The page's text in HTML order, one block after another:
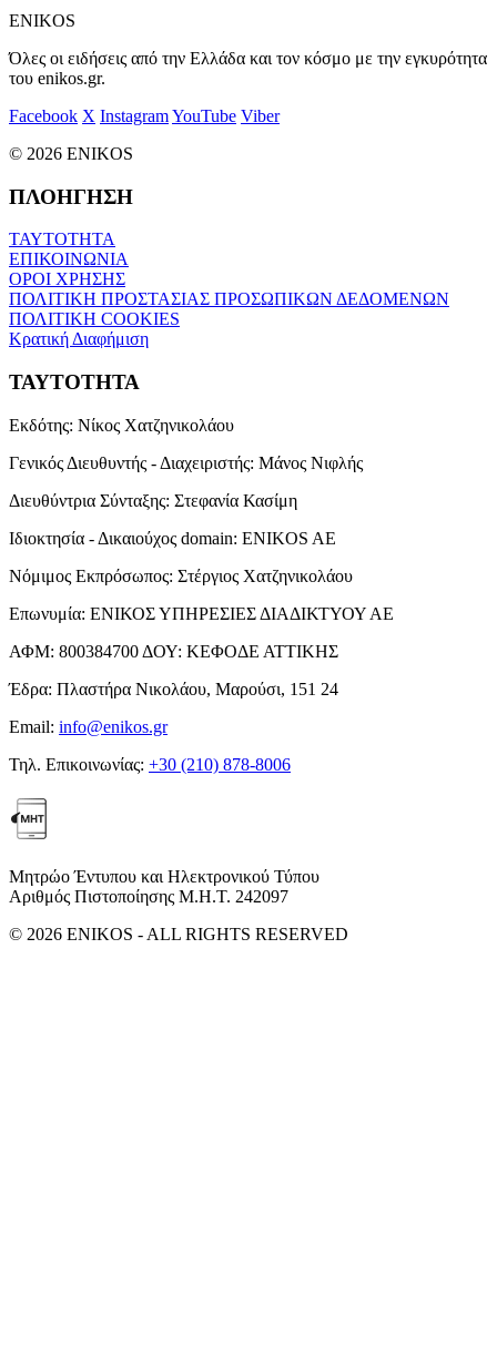
ENIKOS
Όλες οι ειδήσεις από την Ελλάδα και τον κόσμο με την εγκυρότητα
του enikos.gr.
Facebook X InstagramYouTube Viber
© 2026 ENIKOS
ΠΛΟΗΓΗΣΗ
ΤΑΥΤΟΤΗΤΑ
ΕΠΙΚΟΙΝΩΝΙΑ
ΟΡΟΙ ΧΡΗΣΗΣ
ΠΟΛΙΤΙΚΗ ΠΡΟΣΤΑΣΙΑΣ ΠΡΟΣΩΠΙΚΩΝ ΔΕΔΟΜΕΝΩΝ
ΠΟΛΙΤΙΚΗ COOKIES
Κρατική Διαφήμιση
ΤΑΥΤΟΤΗΤΑ
Εκδότης: Νίκος Χατζηνικολάου
Γενικός Διευθυντής - Διαχειριστής: Μάνος Νιφλής
Διευθύντρια Σύνταξης: Στεφανία Κασίμη
Ιδιοκτησία - Δικαιούχος domain: ENIKOS AE
Νόμιμος Εκπρόσωπος: Στέργιος Χατζηνικολάου
Επωνυμία: ΕΝΙΚΟΣ ΥΠΗΡΕΣΙΕΣ ΔΙΑΔΙΚΤΥΟΥ ΑΕ
ΑΦΜ: 800384700 ΔΟΥ: ΚΕΦΟΔΕ ΑΤΤΙΚΗΣ
Έδρα: Πλαστήρα Νικολάου, Μαρούσι, 151 24
Email: info@enikos.gr
Τηλ. Επικοινωνίας: +30 (210) 878-8006
Μητρώο Έντυπου και Ηλεκτρονικού Τύπου
Αριθμός Πιστοποίησης Μ.Η.Τ. 242097
© 2026 ENIKOS - ALL RIGHTS RESERVED